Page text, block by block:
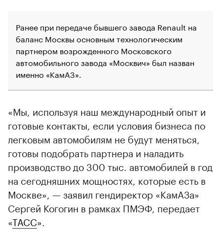
Ранее при передаче бывшего завода Renault на
баланс Москвы основным технологическим
партнером возрожденного Московского
автомобильного завода «Москвич» был назван
именно «КамАЗ».
00:00 00:00
«Мы, используя наш международный опыт и
готовые контакты, если условия бизнеса по
легковым автомобилям не будут меняться,
готовы подобрать партнера и наладить
производство до 300 тыс. автомобилей в год
на сегодняшних мощностях, которые есть в
Москве», — заявил гендиректор «КамАЗа»
Сергей Когогин в рамках ПМЭФ, передает
«ТАСС».